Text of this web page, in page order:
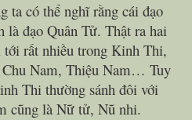
thể nghĩ rằng cái đạo
là đạo Quân Tử. Thật ra hai
tới rất nhiều trong Kinh Thi,
Chu Nam, Thiệu Nam… Tuy
Thi thường sánh đôi với
cũng là Nữ tử, Nũ nhi.